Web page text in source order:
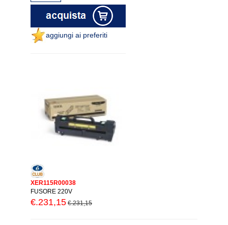
aggiungi ai preferiti
XER115R00038
FUSORE 220V
€.231,15 €.231,15